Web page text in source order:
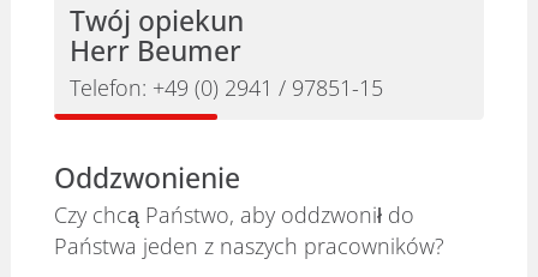
Twój opiekun
Herr Beumer
Telefon: +49 (0) 2941 / 97851-15
Oddzwonienie
Czy chcą Państwo, aby oddzwonił do
Państwa jeden z naszych pracowników?